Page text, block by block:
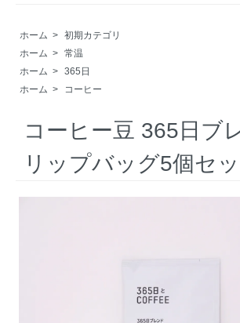
ホーム > 初期カテゴリ
ホーム > 常温
ホーム > 365日
ホーム > コーヒー
コーヒー豆 365日ブ
リップバッグ5個セ